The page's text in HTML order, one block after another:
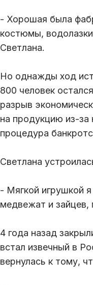
- Хорошая была
костюмы,
Светлана.
Но однажды ход
800 человек
разрыв
на продукцию из-за
процедура
Светлана
- Мягкой игрушкой
медвежат и зайцев,
4 года назад
встал извечный в
вернулась к тому,